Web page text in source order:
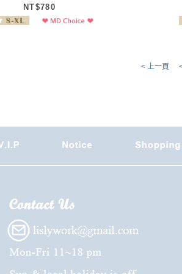
NT$780
< 上一頁